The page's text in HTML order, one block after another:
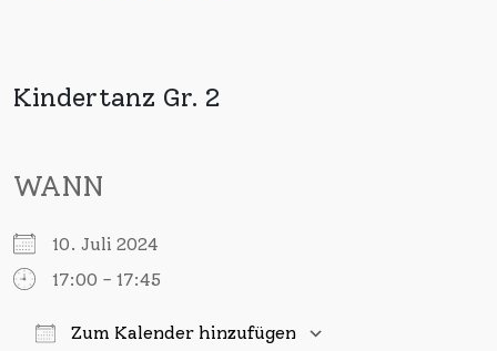
Kindertanz Gr. 2
WANN
10. Juli 2024
17:00 - 17:45
Zum Kalender hinzufügen